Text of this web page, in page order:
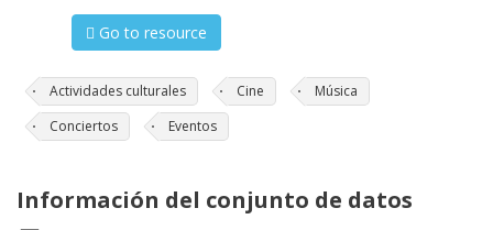
Go to resource
Actividades culturales Cine
Música
Conciertos
Eventos
Información del conjunto de datos